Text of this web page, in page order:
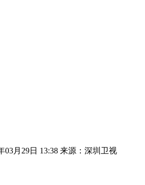
03月29日 13:38 来源：深圳卫视